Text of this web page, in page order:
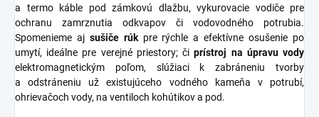
a termo káble pod zámkovú dlažbu, vykurovacie vodiče pre
ochranu zamrznutia odkvapov či vodovodného potrubia.
Spomenieme aj sušiče rúkpre rýchle a efektívne osušenie po
umytí, ideálne pre verejné priestory; čiprístroj na úpravu vody
elektromagnetickým poľom, slúžiaci k zabráneniu tvorby
a odstráneniu už existujúceho vodného kameňa v potrubí,
ohrievačoch vody, na ventiloch kohútikov a pod.